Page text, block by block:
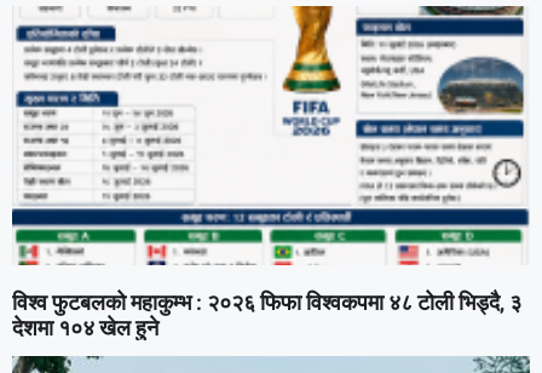
विश्व फुटबलको महाकुम्भ : २०२६ फिफा विश्वकपमा ४८ टोली भिड्दै, ३
देशमा १०४ खेल हुने